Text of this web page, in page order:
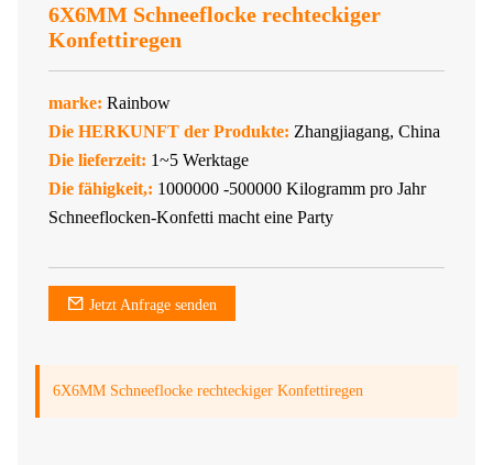
6X6MM Schneeflocke rechteckiger
Konfettiregen
marke: Rainbow
Die HERKUNFT der Produkte: Zhangjiagang, China
Die lieferzeit: 1~5 Werktage
Die fähigkeit,: 1000000 -500000 Kilogramm pro Jahr
Schneeflocken-Konfetti macht eine Party
Jetzt Anfrage senden
6X6MM Schneeflocke rechteckiger Konfettiregen